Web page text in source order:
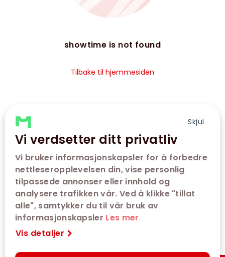
Skjul
Vi verdsetter ditt privatliv
Vi bruker informasjonskapsler for å forbedre
nettleseropplevelsen din, vise personlig
tilpassede annonser eller innhold og
analysere trafikken vår. Ved å klikke "tillat
alle", samtykker du til vår bruk av
informasjonskapsler Les mer
Vis detaljer
showtime is not found
Tilbake til hjemmesiden